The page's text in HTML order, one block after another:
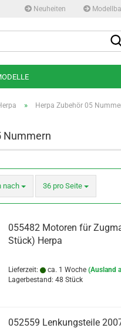
Neuheiten
» Herpa Zubehör 05
Nummern
nach
nach 36 pro Seite
pro Seite
055482 Motoren für
Stück) Herpa
Lieferzeit: ca. 1 Woche (Ausland
Lagerbestand: 48 Stück
052559 Lenkungsteile